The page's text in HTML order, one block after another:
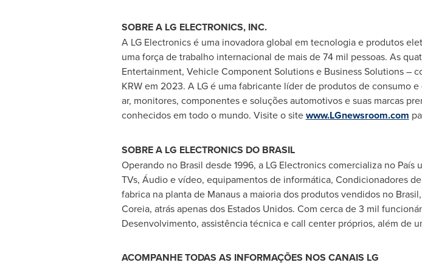
SOBRE A LG ELECTRONICS, INC.
A LG Electronics é uma inovadora global em tecnologia e produtos
uma força de trabalho internacional de mais de 74 mil pessoas. As
Entertainment, Vehicle Component Solutions e Business Solutions –
KRW em 2023. A LG é uma fabricante líder de produtos de consumo
ar, monitores, componentes e soluções automotivos e suas marcas
conhecidos em todo o mundo. Visite o sitewww.LGnewsroom.com
SOBRE A LG ELECTRONICS DO BRASIL
Operando no Brasil desde 1996, a LG Electronics comercializa no
TVs, Áudio e vídeo, equipamentos de informática, Condicionadores
fabrica na planta de Manaus a maioria dos produtos vendidos no
Coreia, atrás apenas dos Estados Unidos. Com cerca de 3 mil
Desenvolvimento, assistência técnica e call center próprios, além de
ACOMPANHE TODAS AS INFORMAÇÕES NOS CANAIS LG